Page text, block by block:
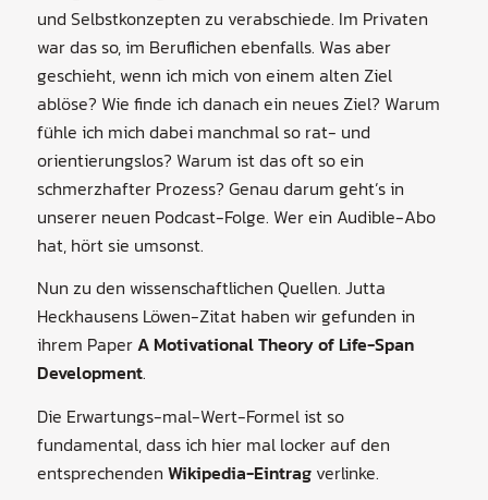
und Selbstkonzepten zu verabschiede. Im Privaten
war das so, im Beruflichen ebenfalls. Was aber
geschieht, wenn ich mich von einem alten Ziel
ablöse? Wie finde ich danach ein neues Ziel? Warum
fühle ich mich dabei manchmal so rat- und
orientierungslos? Warum ist das oft so ein
schmerzhafter Prozess? Genau darum geht’s in
unserer neuen Podcast-Folge. Wer ein Audible-Abo
hat, hört sie umsonst.
Nun zu den wissenschaftlichen Quellen. Jutta
Heckhausens Löwen-Zitat haben wir gefunden in
ihrem PaperA Motivational Theory of Life-Span
Development.
Die Erwartungs-mal-Wert-Formel ist so
fundamental, dass ich hier mal locker auf den
entsprechenden Wikipedia-Eintragverlinke.